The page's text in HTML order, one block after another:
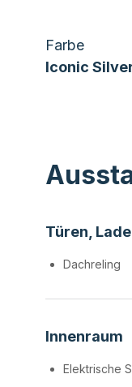
Farbe
Iconic
Türen,
Dachreling
Innenraum
Elektrische